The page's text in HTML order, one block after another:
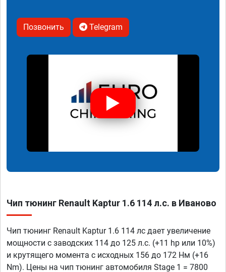
Позвонить Telegram
Чип тюнинг Renault Kaptur 1.6 114 л.с. в Иваново
Чип тюнинг Renault Kaptur 1.6 114 лс дает увеличение
мощности с заводских 114 до 125 л.с. (+11 hp или 10%)
и крутящего момента с исходных 156 до 172 Нм (+16
Nm). Цены на чип тюнинг автомобиля Stage 1 = 7800